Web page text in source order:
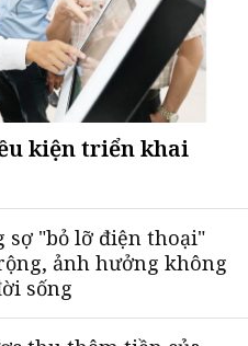
kiện triển khai
sợ "bỏ lỡ điện thoại"
ảnh hưởng không
sống